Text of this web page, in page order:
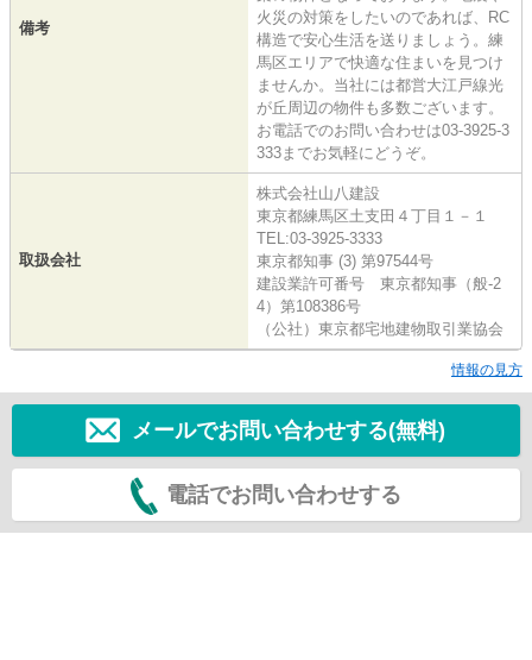
備考
火災の対策をしたいのであれば、RC
構造で安心生活を送りましょう。練
馬区エリアで快適な住まいを見つけ
ませんか。当社には都営大江戸線光
が丘周辺の物件も多数ございます。
お電話でのお問い合わせは03-3925-3
333までお気軽にどうぞ。
取扱会社
株式会社山八建設
東京都練馬区土支田４丁目１－１
TEL:03-3925-3333
東京都知事 (3) 第97544号
建設業許可番号 東京都知事（般-2
4）第108386号
（公社）東京都宅地建物取引業協会
情報の見方
メールでお問い合わせする(無料)
電話でお問い合わせする